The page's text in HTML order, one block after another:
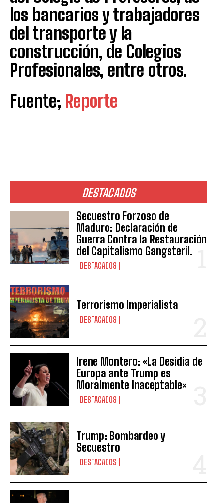
DESTACADOS
Secuestro Forzoso de
Maduro: Declaración de
Guerra Contra la Restauración
del Capitalismo Gangsteril.
DESTACADOS
Terrorismo Imperialista
DESTACADOS
Irene Montero: «La Desidia de
Europa ante Trump es
Moralmente Inaceptable»
DESTACADOS
Trump: Bombardeo y
Secuestro
DESTACADOS
los bancarios y trabajadores
del transporte y la
construcción, de Colegios
Profesionales, entre otros.
Fuente; Reporte